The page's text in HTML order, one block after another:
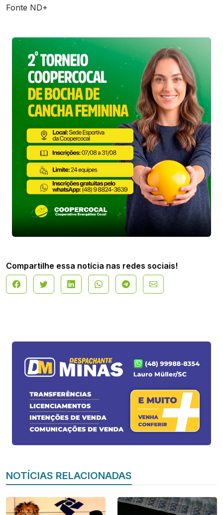
Fonte ND+
Compartilhe essa notícia nas redes sociais!
NOTÍCIAS RELACIONADAS